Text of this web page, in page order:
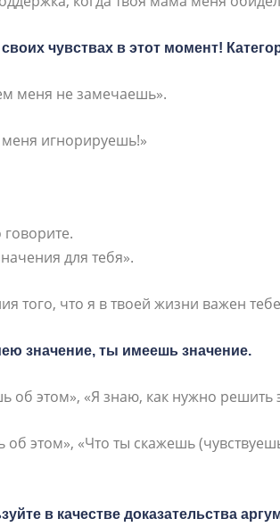
чувствах в этот момент!
меня не замечаешь».
меня игнорируешь!»
говорите.
для тебя».
того, что я в твоей жизни важен
значение, ты имеешь значение.
об этом», «Я знаю, как нужно решить
этом», «Что ты скажешь
в качестве доказательства